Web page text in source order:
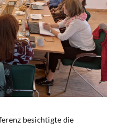
besichtigte die